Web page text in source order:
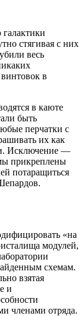
стягивая с них
весь
в
в каюте
быть
перчатки с
их как
Исключение —
прикреплены
потаращиться
«на
модулей,
схемам.
взятая
и
членами отряда.